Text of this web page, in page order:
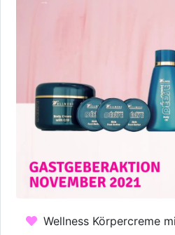
Wellness Körpercreme